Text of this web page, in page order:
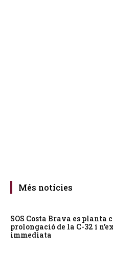
Més notícies
SOS Costa Brava es planta
prolongació de la C-32 i
immediata